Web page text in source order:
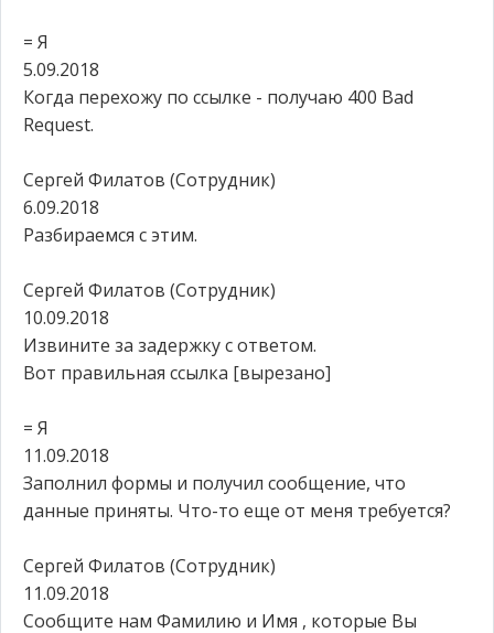
= Я
5.09.2018
Когда перехожу по ссылке - получаю 400 Bad
Request.
Сергей Филатов (Сотрудник)
6.09.2018
Разбираемся с этим.
Сергей Филатов (Сотрудник)
10.09.2018
Извините за задержку с ответом.
Вот правильная ссылка [вырезано]
= Я
11.09.2018
Заполнил формы и получил сообщение, что
данные приняты. Что-то еще от меня требуется?
Сергей Филатов (Сотрудник)
11.09.2018
Сообщите нам Фамилию и Имя , которые Вы